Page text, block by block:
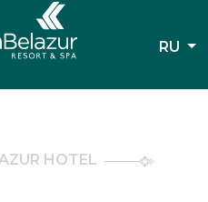
RU
HOTEL